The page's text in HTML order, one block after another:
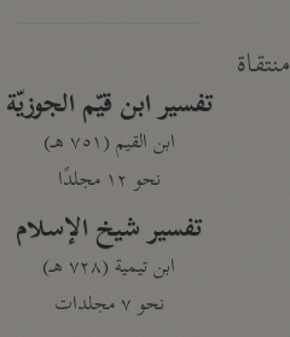
منتقاة
تفسير ابن قيّم الجوزيّة
ابن القيم (٧٥١ هـ)
نحو ١٢ مجلدًا
تفسير شيخ الإسلام
ابن تيمية (٧٢٨ هـ)
نحو ٧ مجلدات